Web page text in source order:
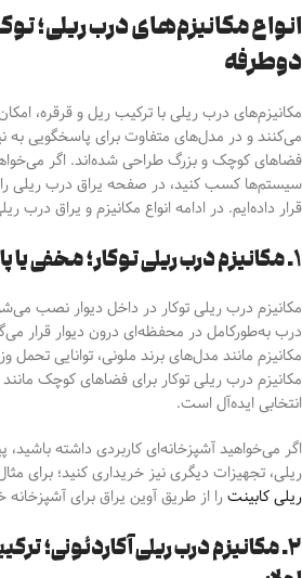
انواع مکانیزم‌های درب ریلی؛
دوطرفه
مکانیزم‌های درب ریلی با ترکیب ریل و قرقره،
می‌کنند و در مدل‌های متفاوت برای پاسخگویی به
فضاهای کوچک و بزرگ طراحی شده‌اند. اگر
سیستم‌ها کسب کنید، در صفحه یراق درب ریلی
قرار داده‌ایم. در ادامه انواع مکانیزم و یراق درب
۱. مکانیزم درب ریلی توکار؛ مخفی یا پاکت‌دور
مکانیزم درب ریلی توکار در داخل دیوار نصب
درب به‌طورکامل در محفظه‌ای درون دیوار قرار
مکانیزم درب ریلی توکار برای فضاهای کوچک مانند
انتخابی ایده‌آل است.
اگر می‌خواهید آشپزخانه‌ای کاربردی داشته
ریلی، تجهیزات دیگری نیز خریداری کنید؛ برای
ریلی کابینترا از طریق آوین یراق برای آشپزخانه
۲. مکانیزم درب ریلی آکاردئونی؛